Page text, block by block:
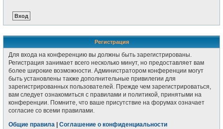
Регистрация
Для входа на конференцию вы должны быть зарегистрированы.
Регистрация занимает всего несколько минут, но предоставляет вам
более широкие возможности. Администратором конференции могут
быть установлены также дополнительные привилегии для
зарегистрированных пользователей. Прежде чем зарегистрироваться,
вам следует ознакомиться с правилами и политикой, принятыми на
конференции. Помните, что ваше присутствие на форумах означает
согласие со всеми правилами.
Общие правила
Соглашение о конфиденциальности